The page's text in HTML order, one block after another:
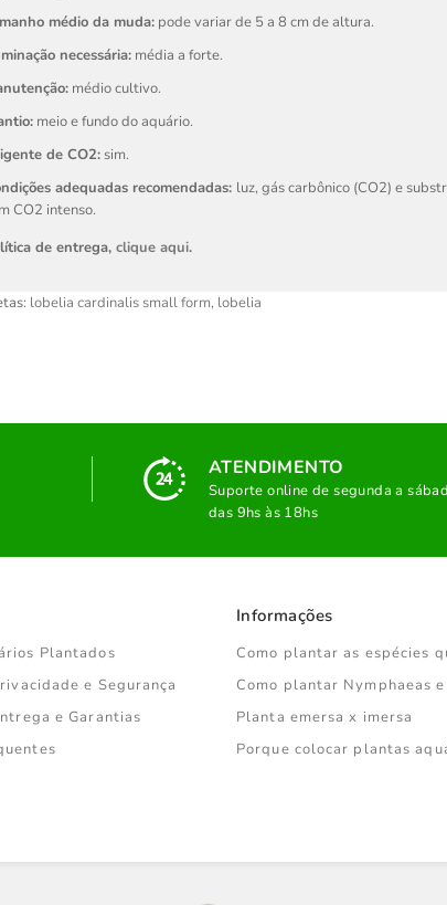
médio da muda:pode variar de 5 a 8 cm de altura.
necessária:média a forte.
médio cultivo.
meio e fundo do aquário.
de CO2:sim.
adequadas recomendadas: luz, gás carbônico (CO2) e
CO2 intenso.
de entrega, clique aqui.
lobelia cardinalis small form, lobelia
ATENDIMENTO
Suporte online de segunda a
das 9hs às 18hs
Plantados
e Segurança
e Garantias
Informações
Como plantar as espécies
Como plantar Nymphaeas
Planta emersa x imersa
Porque colocar plantas